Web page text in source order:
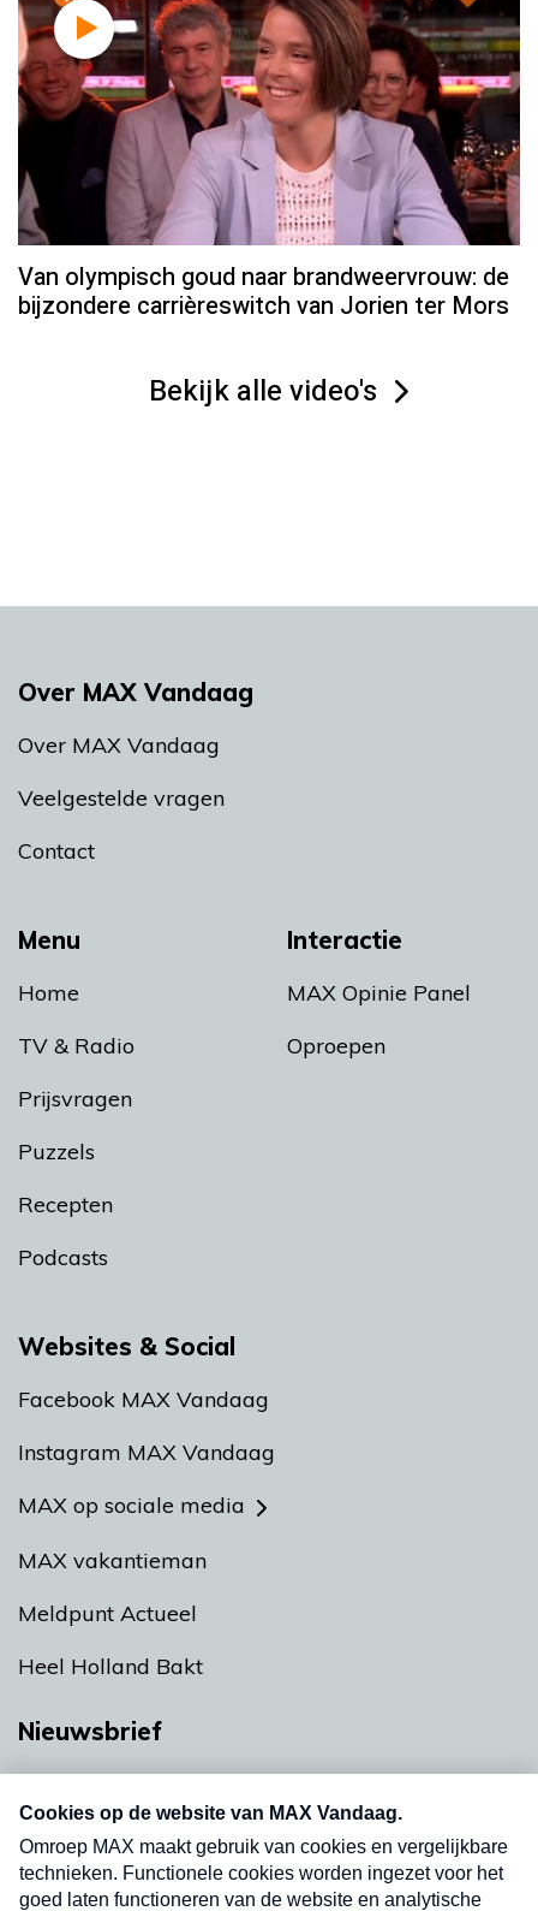
Van olympisch goud naar brandweervrouw: de
bijzondere carrièreswitch van Jorien ter Mors
Bekijk alle video's
Menu
Home
TV & Radio
Prijsvragen
Puzzels
Recepten
Podcasts
Interactie
MAX Opinie Panel
Oproepen
Over MAX Vandaag
Over MAX Vandaag
Veelgestelde vragen
Contact
Websites & Social
Facebook MAX Vandaag
Instagram MAX Vandaag
MAX op sociale media
MAX vakantieman
Meldpunt Actueel
Heel Holland Bakt
Nieuwsbrief
nieuwsbrief. Elke vrijdag- en dinsdagochtend in
uw mailbox.
Verzend